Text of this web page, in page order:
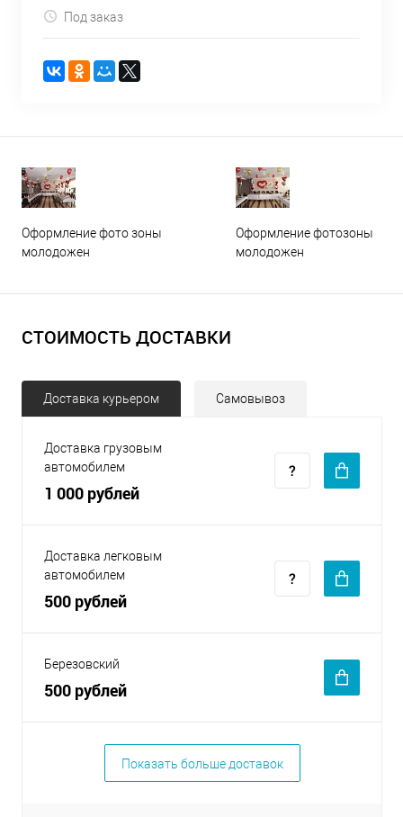
Под заказ
Оформление фото зоны
молодожен
Оформление фотозоны
молодожен
СТОИМОСТЬ ДОСТАВКИ
Доставка курьером Самовывоз
Доставка грузовым
автомобилем
1 000 рублей
Доставка легковым
автомобилем
500 рублей
Березовский
500 рублей
Показать больше доставок